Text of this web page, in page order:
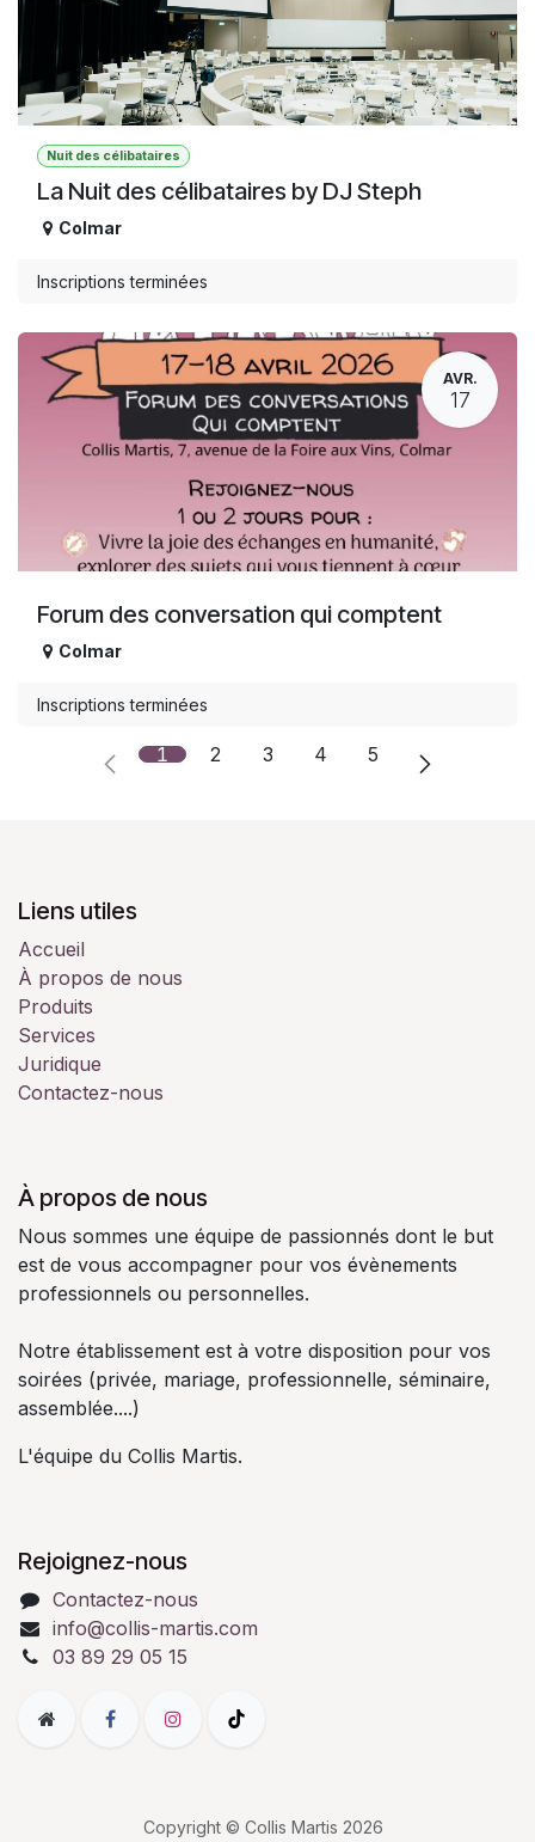
Nuit des célibataires
La Nuit des célibataires by DJ Steph
Colmar
Inscriptions terminées
AVR.
17
Forum des conversation qui comptent
Colmar
Inscriptions terminées
1 2 3 4 5
Liens utiles
Accueil
À propos de nous
Produits
Services
Juridique
Contactez-nous
À propos de nous
Nous sommes une équipe de passionnés dont le but
est de vous accompagner pour vos évènements
professionnels ou personnelles.
Notre établissement est à votre disposition pour vos
soirées (privée, mariage, professionnelle, séminaire,
assemblée....)
L'équipe du Collis Martis.
Rejoignez-nous
Contactez-nous
info@collis-martis.com
03 89 29 05 15
Copyright © Collis Martis 2026